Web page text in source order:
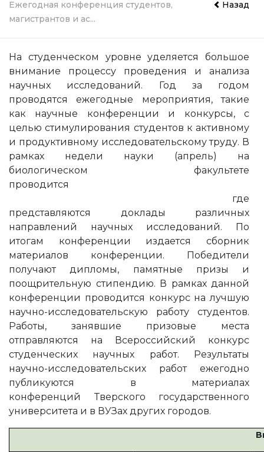
Ежегодная конференция студентов,
магистрантов и ас...
Назад
На студенческом уровне уделяется большое
внимание процессу проведения и анализа
научных исследований. Год за годом
проводятся ежегодные мероприятия, такие
как научные конференции и конкурсы, с
целью стимулирования студентов к активному
и продуктивному исследовательскому труду. В
рамках недели науки (апрель) на
биологическом факультете
проводится
где
представляются доклады различных
направлений научных исследований. По
итогам конференции издается сборник
материалов конференции. Победители
получают дипломы, памятные призы и
поощрительную стипендию. В рамках данной
конференции проводится конкурс на лучшую
научно-исследовательскую работу студентов.
Работы, занявшие призовые места
отправляются на Всероссийский конкурс
студенческих научных работ. Результаты
научно-исследовательских работ ежегодно
публикуются в материалах
конференций Тверского государственного
университета и в ВУЗах других городов.